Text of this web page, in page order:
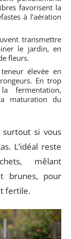
favorisent la
à l’aération
transmettre
le jardin, en
fleurs.
élevée en
En trop
fermentation,
maturation du
surtout si vous
L’idéal reste
mêlant
brunes, pour
fertile.